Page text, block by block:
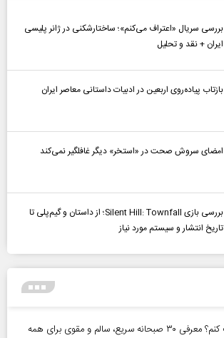
بررسی سریال «اعتراف می‌کنم»؛ ساختارشکنی در ژانر پلیسی
ایران + نقد و تحلیل
بازتاب پیاده‌روی اربعین در ادبیات داستانی معاصر ایران
امضای سروش صحت در «استخر» دیگر غافلگیر نمی‌کند
بررسی بازی Silent Hill: Townfall؛ از داستان و گیم‌پلی تا
تاریخ انتشار و سیستم مورد نیاز
صبحانه چی درست کنم؟ معرفی ۳۰ صبحانه سریع، سالم و مقوی برای همه